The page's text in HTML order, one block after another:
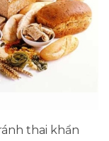
thai khẩn